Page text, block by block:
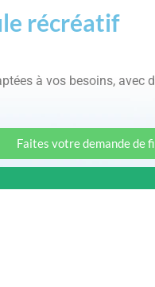
récréatif
à vos besoins,
Faites votre demande de